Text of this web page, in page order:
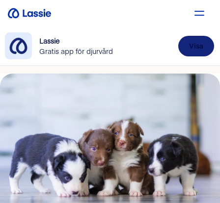
Lassie
Gratis app för djurvård
Visa